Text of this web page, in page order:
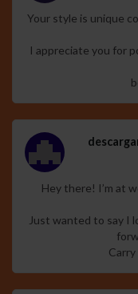
Your style is unique
I appreciate you for
Hey there! I’m at
Just wanted to say I